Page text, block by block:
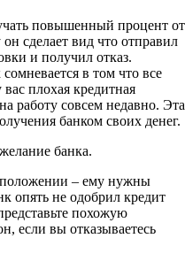
повышенный процент от
сделает вид что отправил
и получил отказ.
в том что все
плохая кредитная
работу совсем недавно. Эта
банком своих денег.
банка.
– ему нужны
опять не одобрил кредит
похожую
если вы отказываетесь